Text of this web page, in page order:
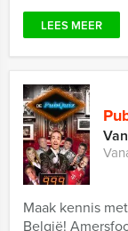
LEES MEER
Maak kennis
België!